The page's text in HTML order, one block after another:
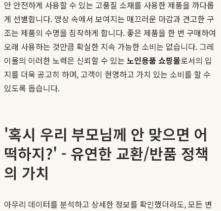
안 안전하게 사용할 수 있는 고품질 소재를 사용한 제품을 까다롭
게 선별합니다. 영상 속에서 보여지는 매끄러운 마감과 견고한 구
조는 제품의 수명을 짐작하게 합니다. 좋은 제품을 한 번 구매하여
오래 사용하는 것만큼 확실한 지속 가능한 소비는 없습니다. 그레
이몰의 이러한 노력은 신뢰할 수 있는 노인용품 쇼핑몰로서의 입
지를 더욱 공고히 하며, 고객이 현명하고 가치 있는 소비를 할 수
있도록 돕습니다.
'혹시 우리 부모님께 안 맞으면 어
떡하지?' - 유연한 교환/반품 정책
의 가치
아무리 데이터를 분석하고 상세한 정보를 확인했더라도, 모든 변